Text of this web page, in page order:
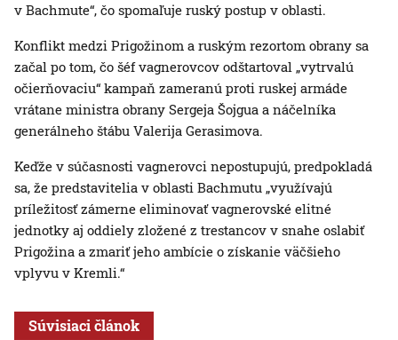
v Bachmute“, čo spomaľuje ruský postup v oblasti.
Konflikt medzi Prigožinom a ruským rezortom obrany sa
začal po tom, čo šéf vagnerovcov odštartoval „vytrvalú
očierňovaciu“ kampaň zameranú proti ruskej armáde
vrátane ministra obrany Sergeja Šojgua a náčelníka
generálneho štábu Valerija Gerasimova.
Keďže v súčasnosti vagnerovci nepostupujú, predpokladá
sa, že predstavitelia v oblasti Bachmutu „využívajú
príležitosť zámerne eliminovať vagnerovské elitné
jednotky aj oddiely zložené z trestancov v snahe oslabiť
Prigožina a zmariť jeho ambície o získanie väčšieho
vplyvu v Kremli.“
Súvisiaci článok